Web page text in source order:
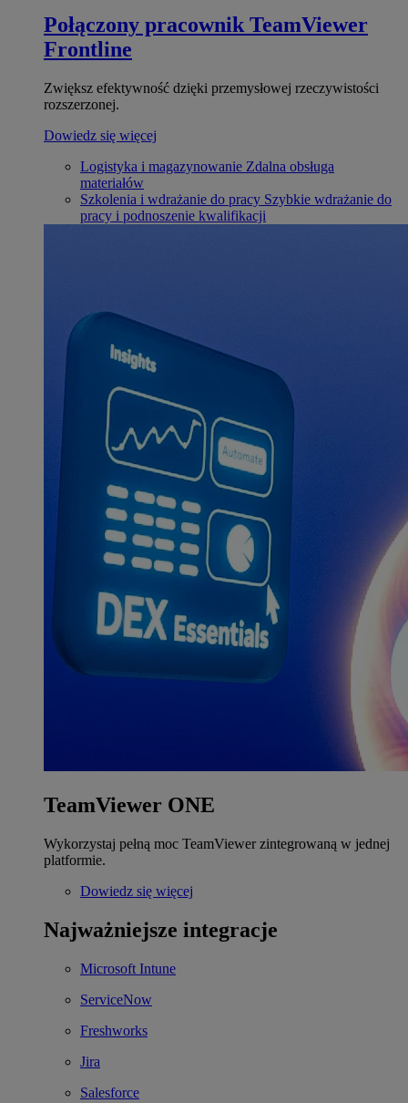
Połączony pracownik TeamViewer
Frontline
Zwiększ efektywność dzięki przemysłowej rzeczywistości
rozszerzonej.
Dowiedz się więcej
Logistyka i magazynowanie Zdalna obsługa
materiałów
Szkolenia i wdrażanie do pracy Szybkie wdrażanie do
pracy i podnoszenie kwalifikacji
TeamViewer ONE
Wykorzystaj pełną moc TeamViewer zintegrowaną w jednej
platformie.
Dowiedz się więcej
Najważniejsze integracje
Microsoft Intune
ServiceNow
Freshworks
Jira
Salesforce